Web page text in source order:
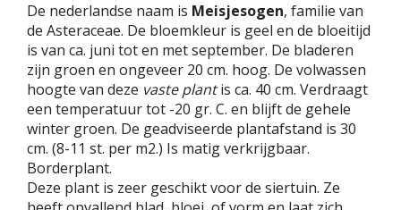
De nederlandse naam is Meisjesogen, familie van
de Asteraceae. De bloemkleur is geel en de bloeitijd
is van ca. juni tot en met september. De bladeren
zijn groen en ongeveer 20 cm. hoog. De volwassen
hoogte van deze vaste plantis ca. 40 cm. Verdraagt
een temperatuur tot -20 gr. C. en blijft de gehele
winter groen. De geadviseerde plantafstand is 30
cm. (8-11 st. per m2.) Is matig verkrijgbaar.
Borderplant.
Deze plant is zeer geschikt voor de siertuin. Ze